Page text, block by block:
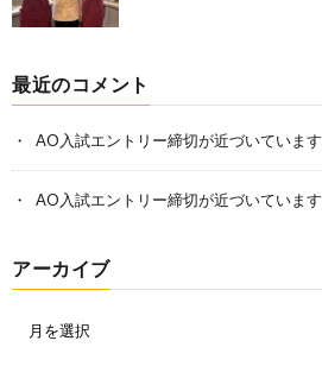
最近のコメント
AO入試エントリー締切が近づいています
AO入試エントリー締切が近づいています
アーカイブ